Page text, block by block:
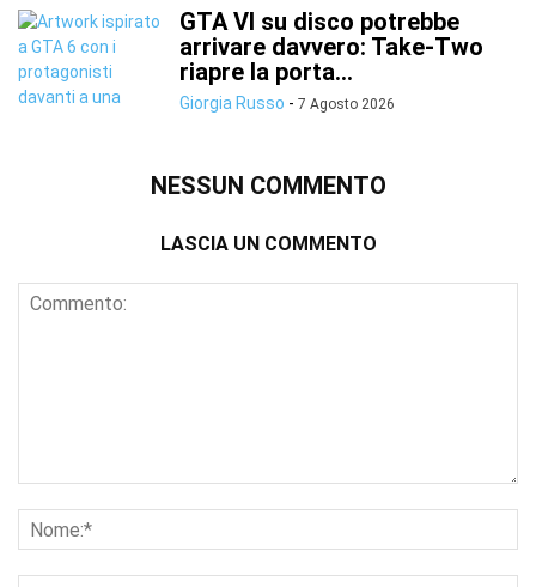
GTA VI su disco potrebbe
arrivare davvero: Take-Two
riapre la porta...
Giorgia Russo - 7 Agosto 2026
NESSUN COMMENTO
LASCIA UN COMMENTO